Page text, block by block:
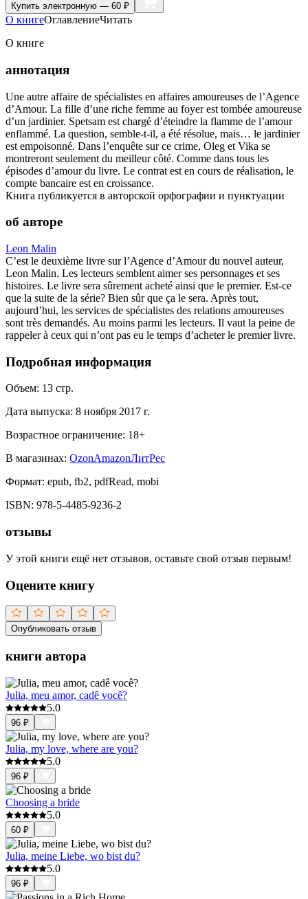
Купить электронную — 60 ₽
О книгеОглавлениеЧитать
О книге
аннотация
Une autre affaire de spécialistes en affaires amoureuses de l’Agence
d’Amour. La fille d’une riche femme au foyer est tombée amoureuse
d’un jardinier. Spetsam est chargé d’éteindre la flamme de l’amour
enflammé. La question, semble-t-il, a été résolue, mais… le jardinier
est empoisonné. Dans l’enquête sur ce crime, Oleg et Vika se
montreront seulement du meilleur côté. Comme dans tous les
épisodes d’amour du livre. Le contrat est en cours de réalisation, le
compte bancaire est en croissance.
Книга публикуется в авторской орфографии и пунктуации
об авторе
Leon Malin
C’est le deuxième livre sur l’Agence d’Amour du nouvel auteur,
Leon Malin. Les lecteurs semblent aimer ses personnages et ses
histoires. Le livre sera sûrement acheté ainsi que le premier. Est-ce
que la suite de la série? Bien sûr que ça le sera. Après tout,
aujourd’hui, les services de spécialistes des relations amoureuses
sont très demandés. Au moins parmi les lecteurs. Il vaut la peine de
rappeler à ceux qui n’ont pas eu le temps d’acheter le premier livre.
Подробная информация
Объем: 13 стр.
Дата выпуска: 8 ноября 2017 г.
Возрастное ограничение: 18+
В магазинах: OzonAmazonЛитРес
Формат: epub, fb2, pdfRead, mobi
ISBN: 978-5-4485-9236-2
отзывы
У этой книги ещё нет отзывов, оставьте свой отзыв первым!
Оцените книгу
Опубликовать отзыв
книги автора
Julia, meu amor, cadê você?
5.0
96 ₽
Julia, my love, where are you?
5.0
96 ₽
Choosing a bride
5.0
60 ₽
Julia, meine Liebe, wo bist du?
5.0
96 ₽